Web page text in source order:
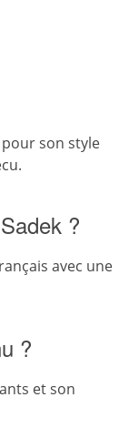
son style
?
avec une
?
et son